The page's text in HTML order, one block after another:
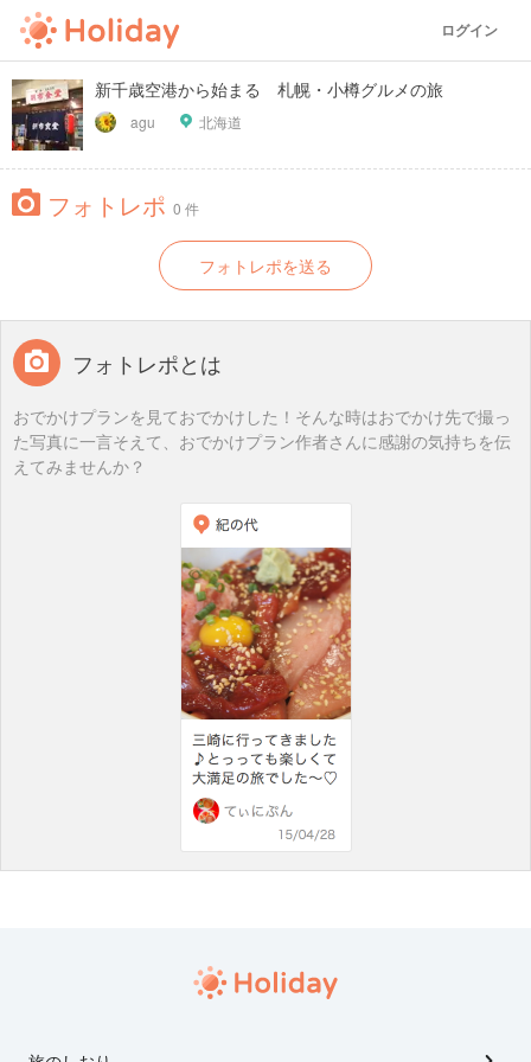
ログイン
新千歳空港から始まる 札幌・小樽グルメの旅
agu 北海道
フォトレポ 0 件
フォトレポを送る
フォトレポとは
おでかけプランを見ておでかけした！そんな時はおでかけ先で撮っ
た写真に一言そえて、おでかけプラン作者さんに感謝の気持ちを伝
えてみませんか？